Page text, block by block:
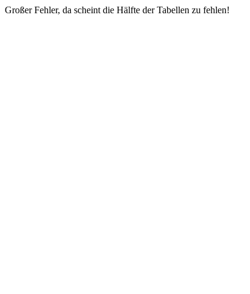
Großer Fehler, da scheint die Hälfte der Tabellen zu fehlen!